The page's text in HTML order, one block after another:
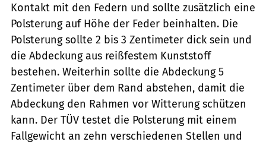
Kontakt mit den Federn und sollte zusätzlich eine
Polsterung auf Höhe der Feder beinhalten. Die
Polsterung sollte 2 bis 3 Zentimeter dick sein und
die Abdeckung aus reißfestem Kunststoff
bestehen. Weiterhin sollte die Abdeckung 5
Zentimeter über dem Rand abstehen, damit die
Abdeckung den Rahmen vor Witterung schützen
kann. Der TÜV testet die Polsterung mit einem
Fallgewicht an zehn verschiedenen Stellen und